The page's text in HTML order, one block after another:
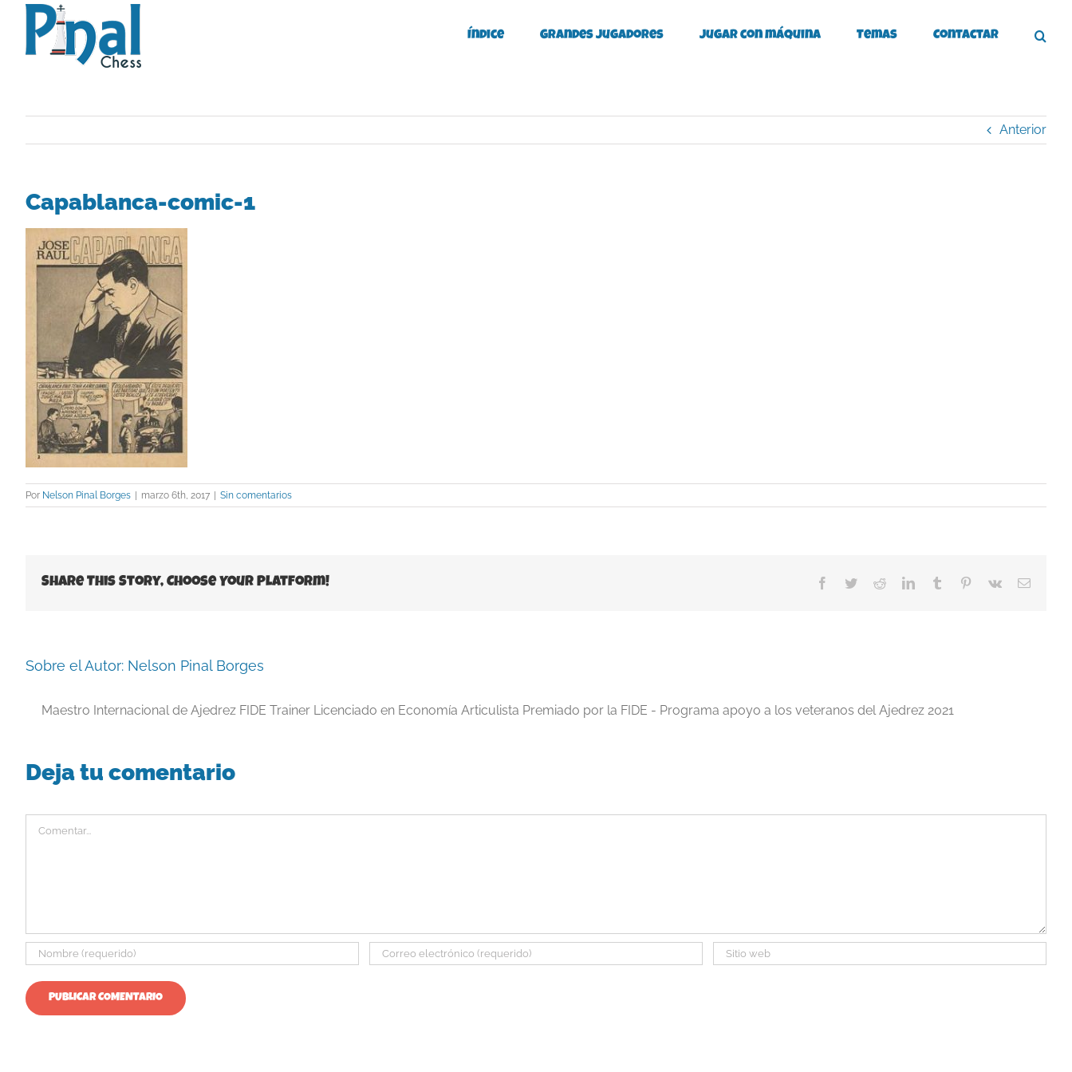
Saltar
contenido
Índice Grandes Jugadores Jugar con máquina Temas Contactar
Anterior
Capablanca-comic-1
Por Nelson Pinal Borges | marzo 6th, 2017 | Sin comentarios
Share This Story, Choose Your Platform! Facebook
TwitterRedditLinkedInTumblr Pinterest
Vk
Correo
Sobre el Autor: Nelson Pinal Borges
Maestro Internacional de Ajedrez FIDE Trainer Licenciado en Economía Articulista Premiado por la FIDE - Programa apoyo a los veteranos del Ajedrez 2021
Deja tu comentario